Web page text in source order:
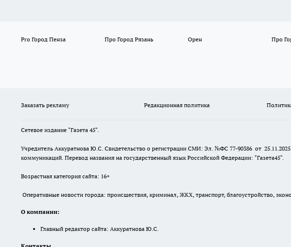
Pro Город Пенза Про Город Рязань Орен Про
Заказать рекламу Редакционная политика
Сетевое издание "Газета 45".
Учредитель Аккуратнова Ю.С. Свидетельство о регистрации СМИ: Эл. №ФС 77-90386 от
коммуникаций. Перевод названия на государственный язык Российской Федерации: "Газета45".
Возрастная категория сайта: 16+
Оперативные новости города: происшествия, криминал, ЖКХ, транспорт, благоустройство,
О компании:
Главный редактор сайта: Аккуратнова Ю.С.